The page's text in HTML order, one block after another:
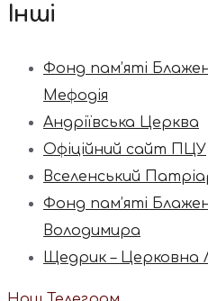
Інші
Фонд пам’яті
Мефодія
Андріївська Церква
Офіційний сайт ПЦУ
Вселенський
Фонд пам’яті
Володимира
Щедрик – Церковна